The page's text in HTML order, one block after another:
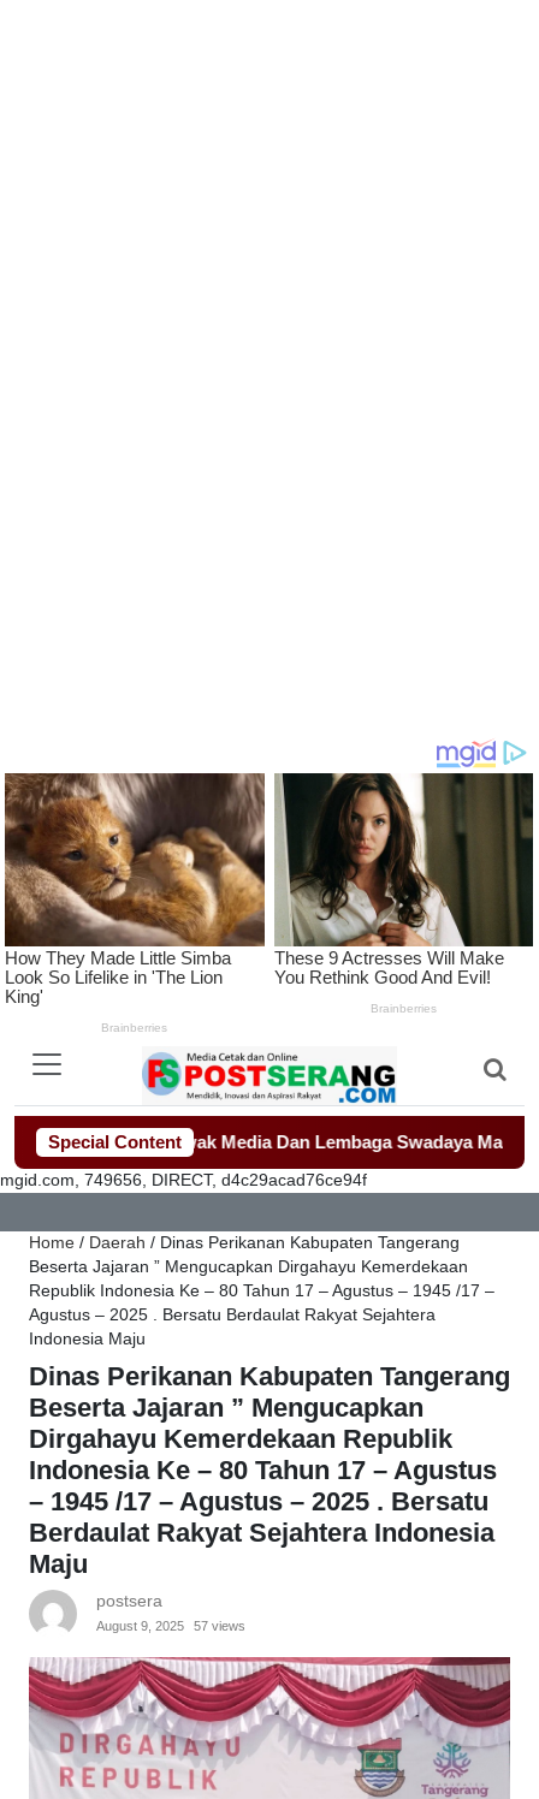
Special Content
Sorotan Awak Media Dan Lembaga Swadaya Masyarakat-
mgid.com, 749656, DIRECT, d4c29acad76ce94f
Home / Daerah / Dinas Perikanan Kabupaten Tangerang
Beserta Jajaran ” Mengucapkan Dirgahayu Kemerdekaan
Republik Indonesia Ke – 80 Tahun 17 – Agustus – 1945 /17 –
Agustus – 2025 . Bersatu Berdaulat Rakyat Sejahtera
Indonesia Maju
Dinas Perikanan Kabupaten Tangerang
Beserta Jajaran ” Mengucapkan
Dirgahayu Kemerdekaan Republik
Indonesia Ke – 80 Tahun 17 – Agustus
– 1945 /17 – Agustus – 2025 . Bersatu
Berdaulat Rakyat Sejahtera Indonesia
Maju
postsera
August 9, 2025 57 views